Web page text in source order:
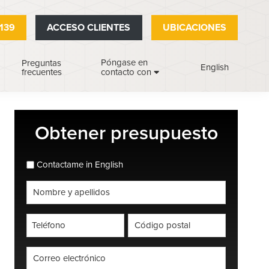
ACCESO CLIENTES UBICACIONES
Preguntas
frecuentes
Póngase en
contacto con
English
Barra
lateral
principal
Obtener presupuesto
Contactame in English
completo
*
*
Código
postal
*